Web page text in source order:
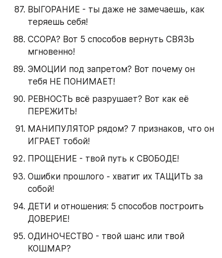
ВЫГОРАНИЕ - ты даже не замечаешь, как
теряешь себя!
ССОРА? Вот 5 способов вернуть СВЯЗЬ
мгновенно!
ЭМОЦИИ под запретом? Вот почему он
тебя НЕ ПОНИМАЕТ!
РЕВНОСТЬ всё разрушает? Вот как её
ПЕРЕЖИТЬ!
МАНИПУЛЯТОР рядом? 7 признаков, что он
ИГРАЕТ тобой!
ПРОЩЕНИЕ - твой путь к СВОБОДЕ!
Ошибки прошлого - хватит их ТАЩИТЬ за
собой!
ДЕТИ и отношения: 5 способов построить
ДОВЕРИЕ!
ОДИНОЧЕСТВО - твой шанс или твой
КОШМАР?